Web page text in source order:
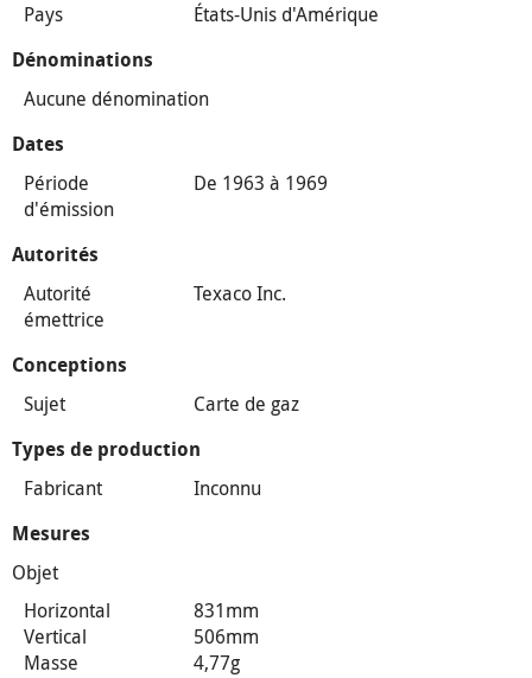
Pays
États-Unis d'Amérique
Dénominations
Aucune dénomination
Dates
Période
d'émission
De 1963 à 1969
Autorités
Autorité
émettrice
Texaco Inc.
Conceptions
Sujet Carte de gaz
Types de production
Fabricant Inconnu
Mesures
Objet
Horizontal
831mm
Vertical
506mm
Masse
4,77g